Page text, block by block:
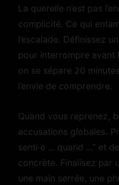
La querelle n’est pas
complicité. Ce qui
l’escalade. Définissez
pour interrompre avant
on se sépare 20
l’envie de comprendre.
Quand vous reprenez,
accusations globales.
senti·e … quand …” et
concrète. Finalisez par
une main serrée, une